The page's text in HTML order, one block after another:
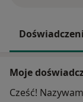
Moje
Cześć!